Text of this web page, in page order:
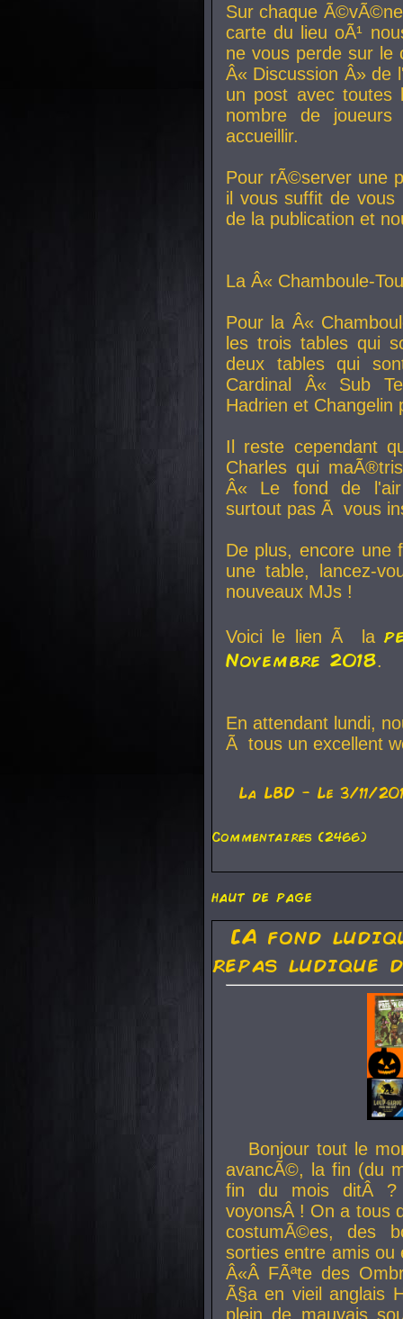
Sur chaque
carte du lieu oÃ¹
ne vous perde sur le
Â« Discussion Â» de
un post avec toutes
nombre de
accueillir.
Pour rÃ©server une
il vous suffit de vous
de la publication et
La Â« Chamboule-
Pour la Â«
les trois tables qui
deux tables qui
Cardinal
Â« Sub
Hadrien et Changelin
Il reste cependant
Charles qui
Â« Le fond de
surtout pas Ã vous
De plus, encore une
une table, lancez-
nouveaux MJs !
Voici le lien Ã la
Novembre 2018.
En attendant lundi,
Ã tous un excellent
La LBD - Le 3/11/
Commentaires (2466)
haut de page
[A fond
repas ludique
Bonjour tout le
avancÃ©, la fin (du
fin du mois ditÂ ?
voyonsÂ ! On a tous
costumÃ©es, des
sorties entre amis
Â«Â FÃªte des
Ã§a en vieil anglais
plein de mauvais